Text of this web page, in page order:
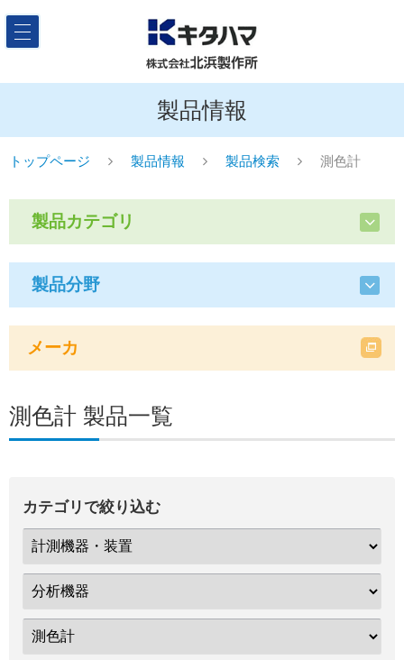
製品情報
トップページ 製品情報 製品検索 測色計
製品カテゴリ
製品分野
メーカ
測色計 製品一覧
カテゴリで絞り込む